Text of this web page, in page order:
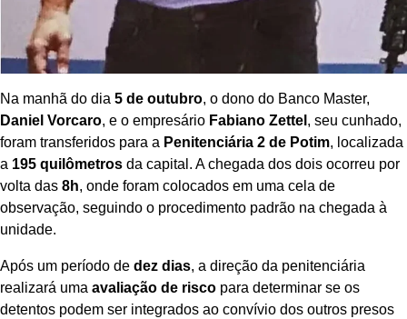
Na manhã do dia 5 de outubro, o dono do Banco Master,
Daniel Vorcaro, e o empresário Fabiano Zettel , seu cunhado,
foram transferidos para a Penitenciária 2 de Potim, localizada
a 195 quilômetros da capital. A chegada dos dois ocorreu por
volta das 8h, onde foram colocados em uma cela de
observação, seguindo o procedimento padrão na chegada à
unidade.
Após um período de dez dias, a direção da penitenciária
realizará uma avaliação de risco para determinar se os
detentos podem ser integrados ao convívio dos outros presos